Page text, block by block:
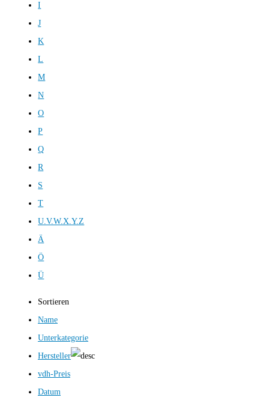
I
J
K
L
M
N
O
P
Q
R
S
T
U.V.W.X.Y.Z
Ä
Ö
Ü
Sortieren
Name
Unterkategorie
Hersteller
vdh-Preis
Datum